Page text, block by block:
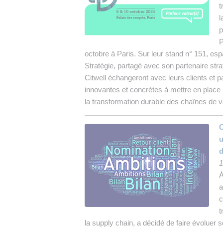
octobre à Paris. Sur leur stand n° 151,
Stratégie, partagé avec son partenaire
Citwell échangeront avec leurs clients et
innovantes et concrètes à mettre en
la transformation durable des chaînes de
la supply chain, a décidé de faire évoluer